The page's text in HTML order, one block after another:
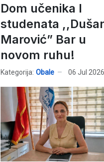
Dom učenika I
studenata
Marović” Bar u
novom ruhu!
Kategorija: Obale 06 Jul 2026